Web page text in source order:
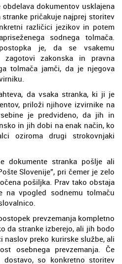
dokumentov usklajena
pričakuje najprej storitev
različici jezikov in potem
sodnega tolmača.
je, da se vsakemu
zagotovi zakonska in pravna
tolmača jamči, da je njegova
da vsaka stranka, ki ji je
priloži njihove izvirnike na
je predvideno, da jih in
in jih dobi na enak način, ko
oziroma drugi strokovnjaki
dokumente stranka pošlje ali
Slovenije”, pri čemer je zelo
pošiljka. Prav tako obstaja
na vpogled sodnemu tolmaču
prevzemanja kompletno
da stranke izberejo, ali jih bodo
naslov preko kurirske službe, ali
osebnega prevzemanja. Če
dostavo, so konkretno storitev